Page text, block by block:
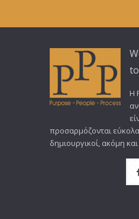
Η
προσαρμόζονται εύκολα
δημιουργικοί, ακόμη